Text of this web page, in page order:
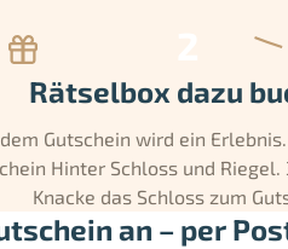
Rätselbox dazu
Gutschein wird ein
Hinter Schloss und Riegel.
Knacke das Schloss zum
an – per